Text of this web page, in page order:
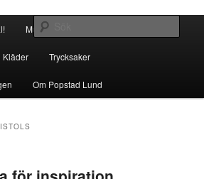
1971-1996
Musikinstrument
Kläder Trycksaker
Om Popstad Lund